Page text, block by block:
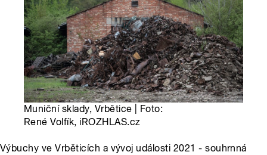
Muniční sklady, Vrbětice | Foto:
René Volfík, iROZHLAS.cz
Výbuchy ve Vrběticích a vývoj události 2021 - souhrnná